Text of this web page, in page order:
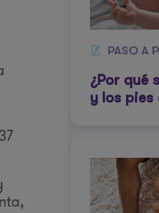
PASO A
¿Por qué
y los pies